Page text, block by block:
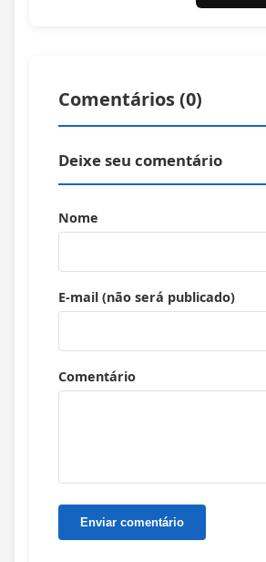
Comentários (0)
Deixe seu comentário
Nome
E-mail (não será publicado)
Comentário